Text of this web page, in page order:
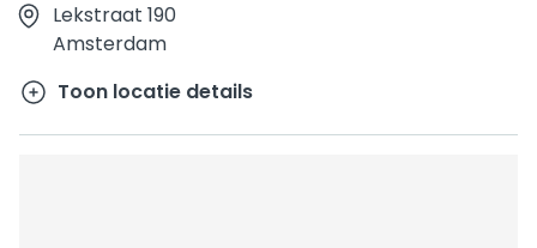
Lekstraat 190
Amsterdam
Toon locatie details